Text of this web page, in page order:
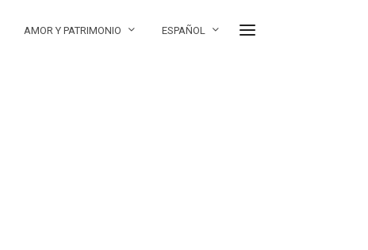
AMOR Y PATRIMONIO ESPAÑOL